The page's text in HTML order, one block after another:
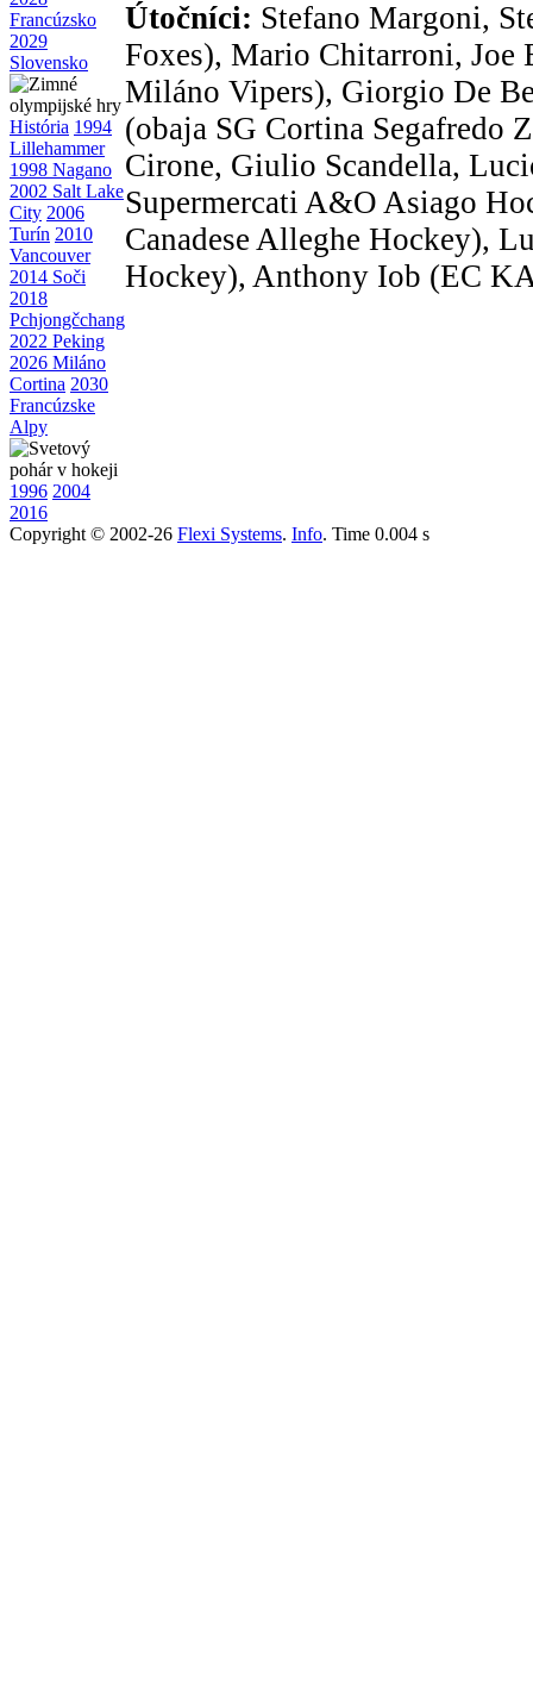
Francúzsko
2029
Slovensko
História 1994
Lillehammer
1998 Nagano
2002 Salt Lake
City 2006
Turín 2010
Vancouver
2014 Soči
2018
Pchjongčchang
2022 Peking
2026 Miláno
Cortina 2030
Francúzske
Alpy
1996 2004
2016
Útočníci: Stefano Margoni,
Foxes), Mario Chitarroni,
Miláno Vipers), Giorgio De
(obaja SG Cortina Segafredo
Cirone, Giulio Scandella,
Supermercati A&O Asiago
Canadese Alleghe Hockey),
Hockey), Anthony Iob (EC
Copyright © 2002-26 Flexi Systems. Info. Time 0.004 s